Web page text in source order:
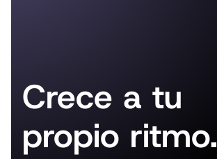
Crece a tu
propio ritmo.